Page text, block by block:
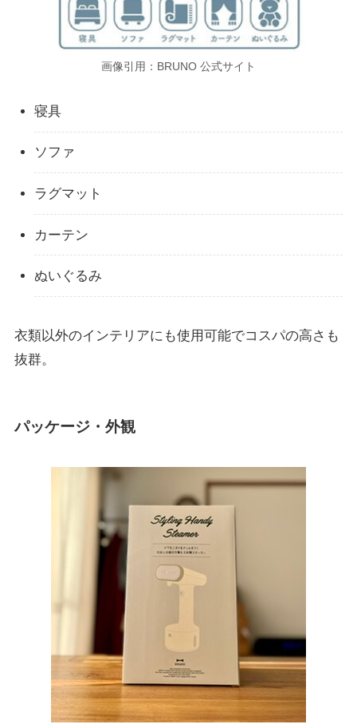
画像引用：BRUNO 公式サイト
寝具
ソファ
ラグマット
カーテン
ぬいぐるみ
衣類以外のインテリアにも使用可能でコスパの高さも
抜群。
パッケージ・外観